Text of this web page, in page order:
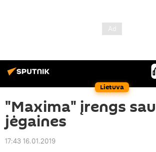
Lietuva
"Maxima" įrengs
jėgaines
17:43 16.01.2019